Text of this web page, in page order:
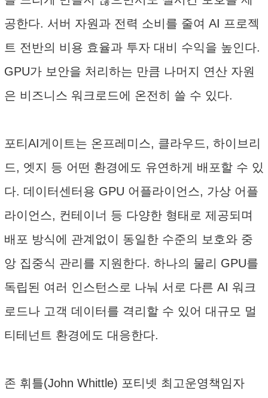
공한다. 서버 자원과 전력 소비를 줄여 AI 프로젝
트 전반의 비용 효율과 투자 대비 수익을 높인다.
GPU가 보안을 처리하는 만큼 나머지 연산 자원
은 비즈니스 워크로드에 온전히 쓸 수 있다.
포티AI게이트는 온프레미스, 클라우드, 하이브리
드, 엣지 등 어떤 환경에도 유연하게 배포할 수 있
다. 데이터센터용 GPU 어플라이언스, 가상 어플
라이언스, 컨테이너 등 다양한 형태로 제공되며
배포 방식에 관계없이 동일한 수준의 보호와 중
앙 집중식 관리를 지원한다. 하나의 물리 GPU를
독립된 여러 인스턴스로 나눠 서로 다른 AI 워크
로드나 고객 데이터를 격리할 수 있어 대규모 멀
티테넌트 환경에도 대응한다.
존 휘틀(John Whittle) 포티넷 최고운영책임자